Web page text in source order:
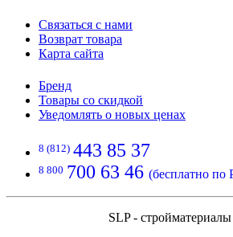
Связаться с нами
Возврат товара
Карта сайта
Бренд
Товары со скидкой
Уведомлять о новых ценах
8 (812) 443 85 37
8 800 700 63 46 (бесплатно по
SLP -